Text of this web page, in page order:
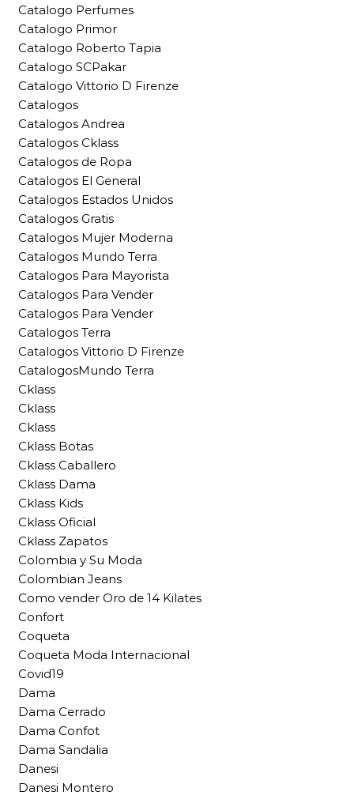
Catalogo Perfumes
Catalogo Primor
Catalogo Roberto Tapia
Catalogo SCPakar
Catalogo Vittorio D Firenze
Catalogos
Catalogos Andrea
Catalogos Cklass
Catalogos de Ropa
Catalogos El General
Catalogos Estados Unidos
Catalogos Gratis
Catalogos Mujer Moderna
Catalogos Mundo Terra
Catalogos Para Mayorista
Catalogos Para Vender
Catalogos Para Vender
Catalogos Terra
Catalogos Vittorio D Firenze
CatalogosMundo Terra
Cklass
Cklass
Cklass
Cklass Botas
Cklass Caballero
Cklass Dama
Cklass Kids
Cklass Oficial
Cklass Zapatos
Colombia y Su Moda
Colombian Jeans
Como vender Oro de 14 Kilates
Confort
Coqueta
Coqueta Moda Internacional
Covid19
Dama
Dama Cerrado
Dama Confot
Dama Sandalia
Danesi
Danesi Montero